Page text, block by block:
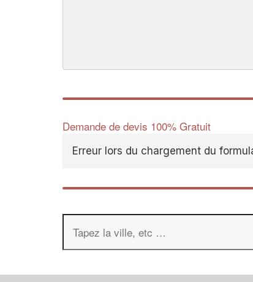
Demande de devis 100% Gratuit
Erreur lors du chargement du